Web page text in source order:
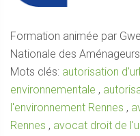
Formation animée par
Nationale des
Mots clés: autorisation
environnementale ,
l'environnement Rennes ,
Rennes , avocat droit de